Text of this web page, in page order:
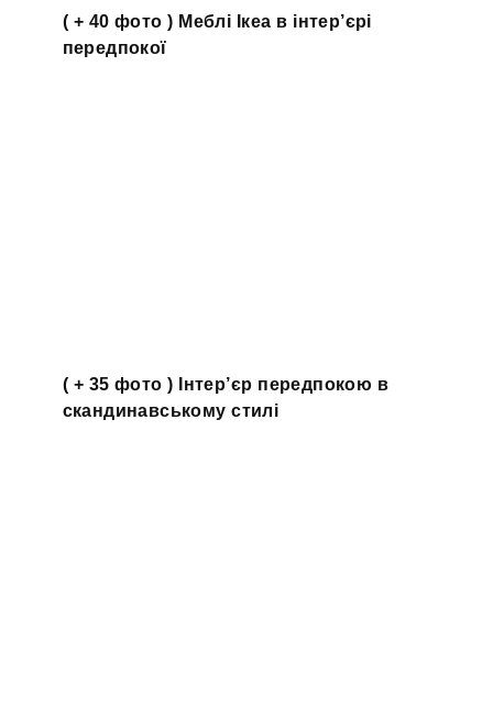
( + 40 фото ) Меблі Ікеа в інтер’єрі
передпокої
( + 35 фото ) Інтер’єр передпокою в
скандинавському стилі